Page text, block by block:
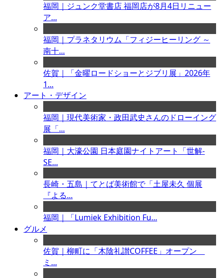
福岡｜ジュンク堂書店 福岡店が8月4日リニュー
ア...
福岡｜プラネタリウム「フィジーヒーリング ～
南十...
佐賀｜「金曜ロードショーとジブリ展」2026年
1...
アート・デザイン
福岡｜現代美術家・政田武史さんのドローイング
展「...
福岡｜大濠公園 日本庭園ナイトアート「世解-
SE...
長崎・五島｜てとば美術館で「土屋未久 個展
『よる...
福岡｜「Lumiek Exhibition Fu...
グルメ
佐賀｜柳町に「木陰礼讃COFFEE」オープン
ミ...